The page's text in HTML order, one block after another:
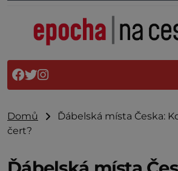
Domů
Ďábelská místa Česka:
čert?